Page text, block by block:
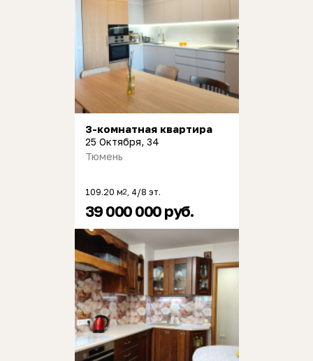
3-комнатная квартира
25 Октября, 34
Тюмень
109.20 м2 , 4/8 эт.
39 000 000 руб.